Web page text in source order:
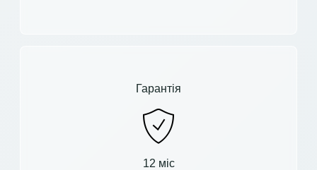
Гарантія
12 міс